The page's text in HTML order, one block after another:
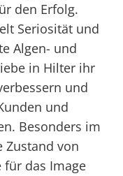
den Erfolg.
Seriosität und
Algen- und
in Hilter ihr
und
und
Besonders im
Zustand von
für das Image